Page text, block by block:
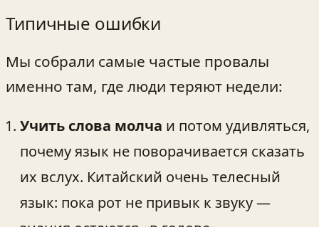
Типичные ошибки
Мы собрали самые частые провалы
именно там, где люди теряют недели:
Учить слова молча и потом удивляться,
почему язык не поворачивается сказать
их вслух. Китайский очень телесный
язык: пока рот не привык к звуку —